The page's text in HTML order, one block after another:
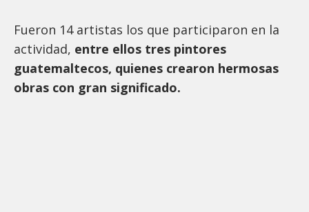
Fueron 14 artistas los que participaron en la
actividad, entre ellos tres pintores
guatemaltecos, quienes crearon hermosas
obras con gran significado.